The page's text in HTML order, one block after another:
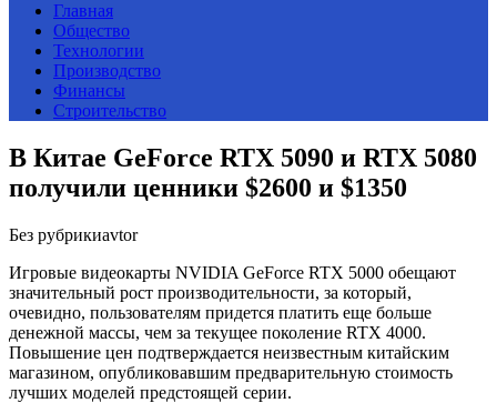
Главная
Общество
Технологии
Производство
Финансы
Строительство
В Китае GeForce RTX 5090 и RTX 5080
получили ценники $2600 и $1350
Без рубрикиavtor
Игровые видеокарты NVIDIA GeForce RTX 5000 обещают
значительный рост производительности, за который,
очевидно, пользователям придется платить еще больше
денежной массы, чем за текущее поколение RTX 4000.
Повышение цен подтверждается неизвестным китайским
магазином, опубликовавшим предварительную стоимость
лучших моделей предстоящей серии.